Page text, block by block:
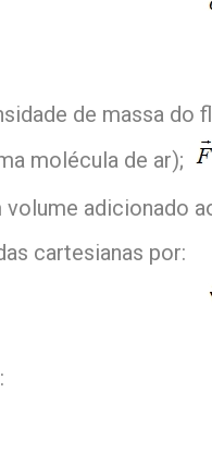
de massa do
molécula de ar);
volume adicionado
cartesianas por: